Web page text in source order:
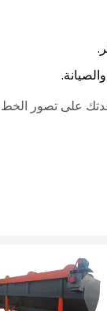
على تصور